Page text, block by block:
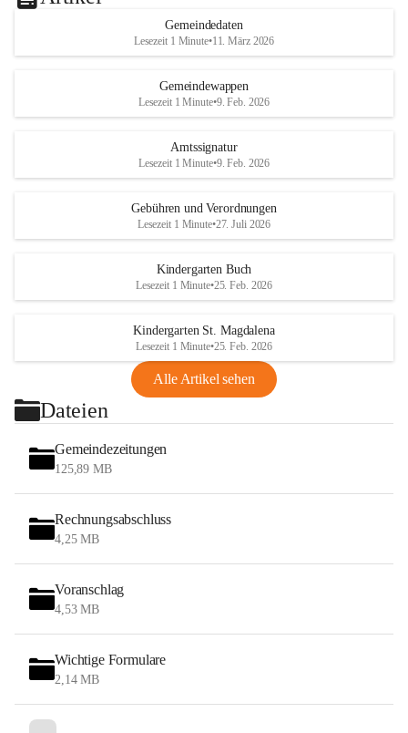
Gemeindedaten
Lesezeit 1 Minute•11. März 2026
Gemeindewappen
Lesezeit 1 Minute•9. Feb. 2026
Amtssignatur
Lesezeit 1 Minute•9. Feb. 2026
Gebühren und Verordnungen
Lesezeit 1 Minute•27. Juli 2026
Kindergarten Buch
Lesezeit 1 Minute•25. Feb. 2026
Kindergarten St. Magdalena
Lesezeit 1 Minute•25. Feb. 2026
Alle Artikel sehen
Dateien
Gemeindezeitungen
125,89 MB
Rechnungsabschluss
4,25 MB
Voranschlag
4,53 MB
Wichtige Formulare
2,14 MB